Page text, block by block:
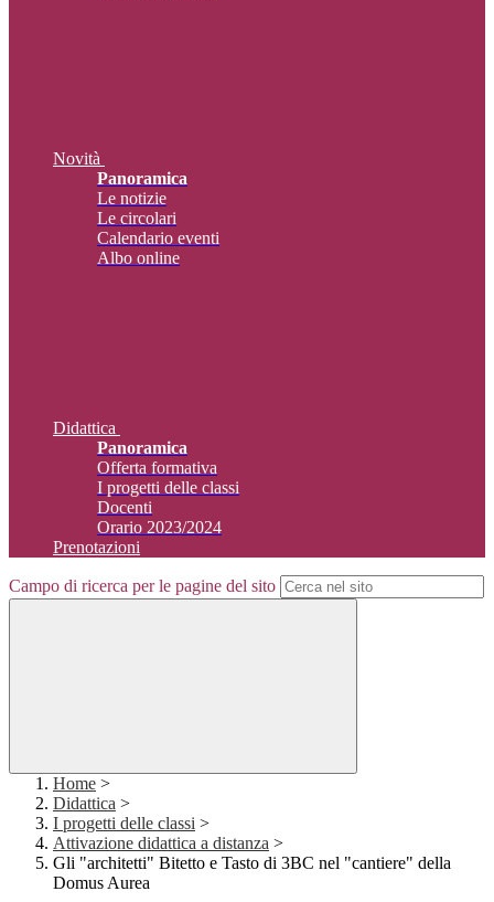
Novità
Panoramica
Le notizie
Le circolari
Calendario eventi
Albo online
Didattica
Panoramica
Offerta formativa
I progetti delle classi
Docenti
Orario 2023/2024
Prenotazioni
Campo di ricerca per le pagine del sito
Home >
Didattica >
I progetti delle classi >
Attivazione didattica a distanza >
Gli "architetti" Bitetto e Tasto di 3BC nel "cantiere" della
Domus Aurea